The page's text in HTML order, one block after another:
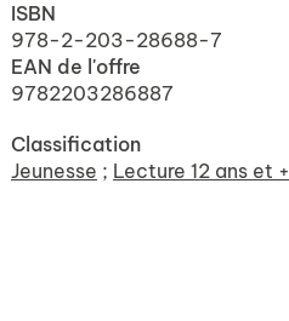
ISBN
978-2-203-28688-7
EAN de l'offre
9782203286887
Classification
Jeunesse ; Lecture 12 ans et +